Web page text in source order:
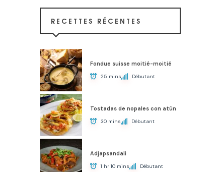
RECETTES RÉCENTES
Fondue suisse moitié-moitié
25 mins Débutant
Tostadas de nopales con atún
30 mins Débutant
Adjapsandali
1 hr 10 mins Débutant